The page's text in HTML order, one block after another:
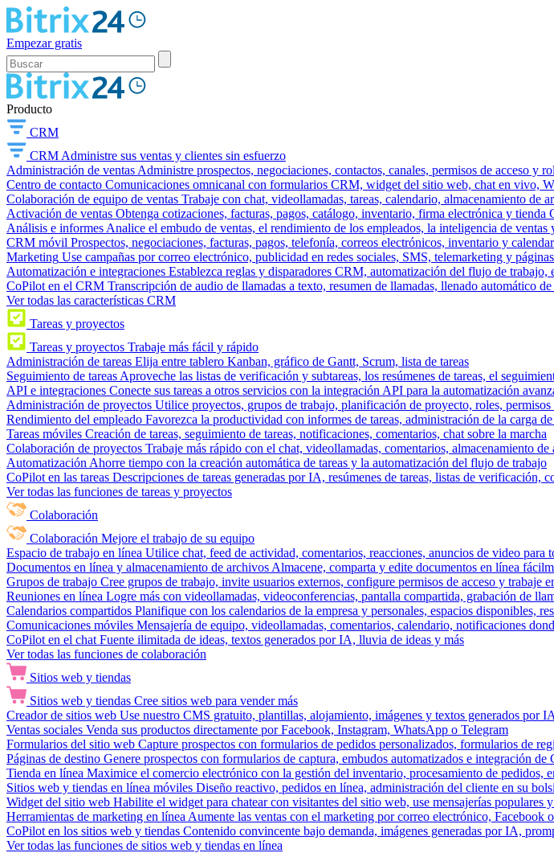
Empezar gratis
Producto
CRM
CRM Administre sus ventas y clientes sin esfuerzo
Administración de ventas Administre prospectos, negociaciones, contactos, canales, permisos de acceso y
Centro de contacto Comunicaciones omnicanal con formularios CRM, widget del sitio web, chat en vivo,
Colaboración de equipo de ventas Trabaje con chat, videollamadas, tareas, calendario, almacenamiento de
Activación de ventas Obtenga cotizaciones, facturas, pagos, catálogo, inventario, firma electrónica y tienda
Análisis e informes Analice el embudo de ventas, el rendimiento de los empleados, la inteligencia de ventas
CRM móvil Prospectos, negociaciones, facturas, pagos, telefonía, correos electrónicos, inventario y
Marketing Use campañas por correo electrónico, publicidad en redes sociales, SMS, telemarketing y
Automatización e integraciones Establezca reglas y disparadores CRM, automatización del flujo de trabajo,
CoPilot en el CRM Transcripción de audio de llamadas a texto, resumen de llamadas, llenado automático
Ver todas las características CRM
Tareas y proyectos
Tareas y proyectos Trabaje más fácil y rápido
Administración de tareas Elija entre tablero Kanban, gráfico de Gantt, Scrum, lista de tareas
Seguimiento de tareas Aproveche las listas de verificación y subtareas, los resúmenes de tareas, el
API e integraciones Conecte sus tareas a otros servicios con la integración API para la automatización
Administración de proyectos Utilice proyectos, grupos de trabajo, planificación de proyecto, roles, permisos
Rendimiento del empleado Favorezca la productividad con informes de tareas, administración de la carga
Tareas móviles Creación de tareas, seguimiento de tareas, notificaciones, comentarios, chat sobre la marcha
Colaboración de proyectos Trabaje más rápido con el chat, videollamadas, comentarios, almacenamiento
Automatización Ahorre tiempo con la creación automática de tareas y la automatización del flujo de trabajo
CoPilot en las tareas Descripciones de tareas generadas por IA, resúmenes de tareas, listas de verificación,
Ver todas las funciones de tareas y proyectos
Colaboración
Colaboración Mejore el trabajo de su equipo
Espacio de trabajo en línea Utilice chat, feed de actividad, comentarios, reacciones, anuncios de video para
Documentos en línea y almacenamiento de archivos Almacene, comparta y edite documentos en línea
Grupos de trabajo Cree grupos de trabajo, invite usuarios externos, configure permisos de acceso y trabaje
Reuniones en línea Logre más con videollamadas, videoconferencias, pantalla compartida, grabación de
Calendarios compartidos Planifique con los calendarios de la empresa y personales, espacios disponibles,
Comunicaciones móviles Mensajería de equipo, videollamadas, comentarios, calendario, notificaciones
CoPilot en el chat Fuente ilimitada de ideas, textos generados por IA, lluvia de ideas y más
Ver todas las funciones de colaboración
Sitios web y tiendas
Sitios web y tiendas Cree sitios web para vender más
Creador de sitios web Use nuestro CMS gratuito, plantillas, alojamiento, imágenes y textos generados por
Ventas sociales Venda sus productos directamente por Facebook, Instagram, WhatsApp o Telegram
Formularios del sitio web Capture prospectos con formularios de pedidos personalizados, formularios de
Páginas de destino Genere prospectos con formularios de captura, embudos automatizados e integración
Tienda en línea Maximice el comercio electrónico con la gestión del inventario, procesamiento de pedidos,
Sitios web y tiendas en línea móviles Diseño reactivo, pedidos en línea, administración del cliente en su
Widget del sitio web Habilite el widget para chatear con visitantes del sitio web, use mensajerías populares
Herramientas de marketing en línea Aumente las ventas con el marketing por correo electrónico,
CoPilot en los sitios web y tiendas Contenido convincente bajo demanda, imágenes generadas por IA,
Ver todas las funciones de sitios web y tiendas en línea